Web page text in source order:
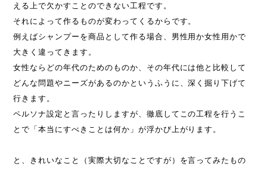
える上で欠かすことのできない工程です。
それによって作るものが変わってくるからです。
例えばシャンプーを商品として作る場合、男性用か女性用かで
大きく違ってきます。
女性ならどの年代のためのものか、その年代には他と比較して
どんな問題やニーズがあるのかというふうに、深く掘り下げて
行きます。
ペルソナ設定と言ったりしますが、徹底してこの工程を行うこ
とで「本当にすべきことは何か」が浮かび上がります。
と、きれいなこと（実際大切なことですが）を言ってみたもの